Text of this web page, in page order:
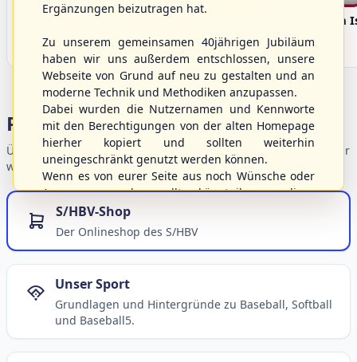
Bargenstedt
Elmshorn Alligators Fehmarn
Portalbereiche
Übersicht der Verbandsbereiche – wählen Sie einen Einstieg für
weiterführende Informationen.
S/HBV-Shop
Der Onlineshop des S/HBV
Unser Sport
Grundlagen und Hintergründe zu Baseball, Softball
und Baseball5.
Ergänzungen beizutragen hat.
Zu unserem gemeinsamen 40jährigen Jubiläum
haben wir uns außerdem entschlossen, unsere
Webseite von Grund auf neu zu gestalten und an
moderne Technik und Methodiken anzupassen.
Dabei wurden die Nutzernamen und Kennworte
mit den Berechtigungen von der alten Homepage
hierher kopiert und sollten weiterhin
uneingeschränkt genutzt werden können.
Wenn es von eurer Seite aus noch Wünsche oder
Anregungen geben sollte, könnt ihr uns diese
gerne an die Verbandsadresse
schicken.